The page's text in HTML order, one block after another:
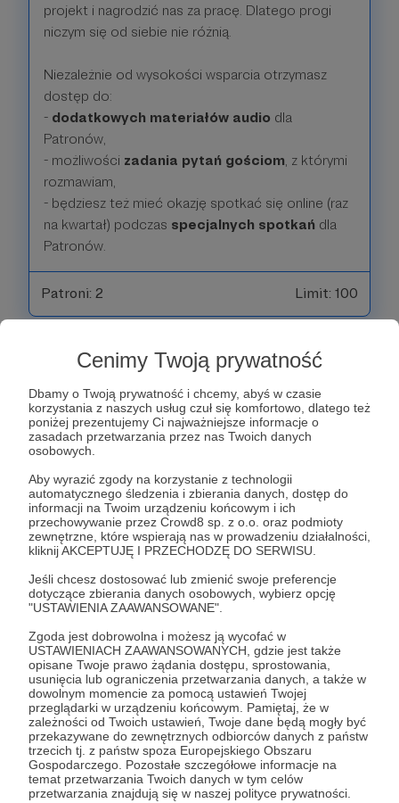
Cenimy Twoją prywatność
Dbamy o Twoją prywatność i chcemy, abyś w czasie
korzystania z naszych usług czuł się komfortowo, dlatego też
poniżej prezentujemy Ci najważniejsze informacje o
zasadach przetwarzania przez nas Twoich danych
osobowych.
Aby wyrazić zgody na korzystanie z technologii
automatycznego śledzenia i zbierania danych, dostęp do
informacji na Twoim urządzeniu końcowym i ich
przechowywanie przez Crowd8 sp. z o.o. oraz podmioty
zewnętrzne, które wspierają nas w prowadzeniu działalności,
kliknij AKCEPTUJĘ I PRZECHODZĘ DO SERWISU.
Jeśli chcesz dostosować lub zmienić swoje preferencje
dotyczące zbierania danych osobowych, wybierz opcję
"USTAWIENIA ZAAWANSOWANE".
Zgoda jest dobrowolna i możesz ją wycofać w
USTAWIENIACH ZAAWANSOWANYCH, gdzie jest także
opisane Twoje prawo żądania dostępu, sprostowania,
usunięcia lub ograniczenia przetwarzania danych, a także w
dowolnym momencie za pomocą ustawień Twojej
przeglądarki w urządzeniu końcowym. Pamiętaj, że w
zależności od Twoich ustawień, Twoje dane będą mogły być
przekazywane do zewnętrznych odbiorców danych z państw
trzecich tj. z państw spoza Europejskiego Obszaru
Gospodarczego. Pozostałe szczegółowe informacje na
temat przetwarzania Twoich danych w tym celów
przetwarzania znajdują się w naszej polityce prywatności.
projekt i nagrodzić nas za pracę. Dlatego progi
niczym się od siebie nie różnią.
Niezależnie od wysokości wsparcia otrzymasz
dostęp do:
- dodatkowych materiałów audio dla
Patronów,
- możliwości zadania pytań gościom , z którymi
rozmawiam,
- będziesz też mieć okazję spotkać się online (raz
na kwartał) podczas specjalnych spotkań dla
Patronów.
Patroni: 2 Limit: 100
50 zł
🍝 + 🍷 - to już ekwiwalent dobrej kolacji (że o
izotonikach nie wspomnę) i sprawia, że
zastanawiam się za co tak bardzo nas lubisz.
Zależy mi na tym, żeby decyzja o wyborze progu,
wynikała z tego jaką kwotą chcesz wesprzeć ten
projekt i nagrodzić nas za pracę. Dlatego progi
niczym się od siebie nie różnią.
dostęp do:
-dodatkowych materiałów audiodla
Patronów,
- możliwościzadania pytań gościom, z którymi
rozmawiam,
- będziesz też mieć okazję spotkać się online (raz
na kwartał) podczasspecjalnych spotkańdla
Patronów.